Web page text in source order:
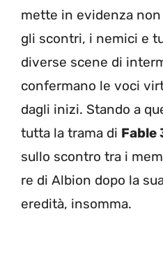
mette in evidenza
gli scontri, i nemici e
diverse scene di
confermano le voci
dagli inizi. Stando a
tutta la trama di Fable
sullo scontro tra i
re di Albion dopo la
eredità, insomma.